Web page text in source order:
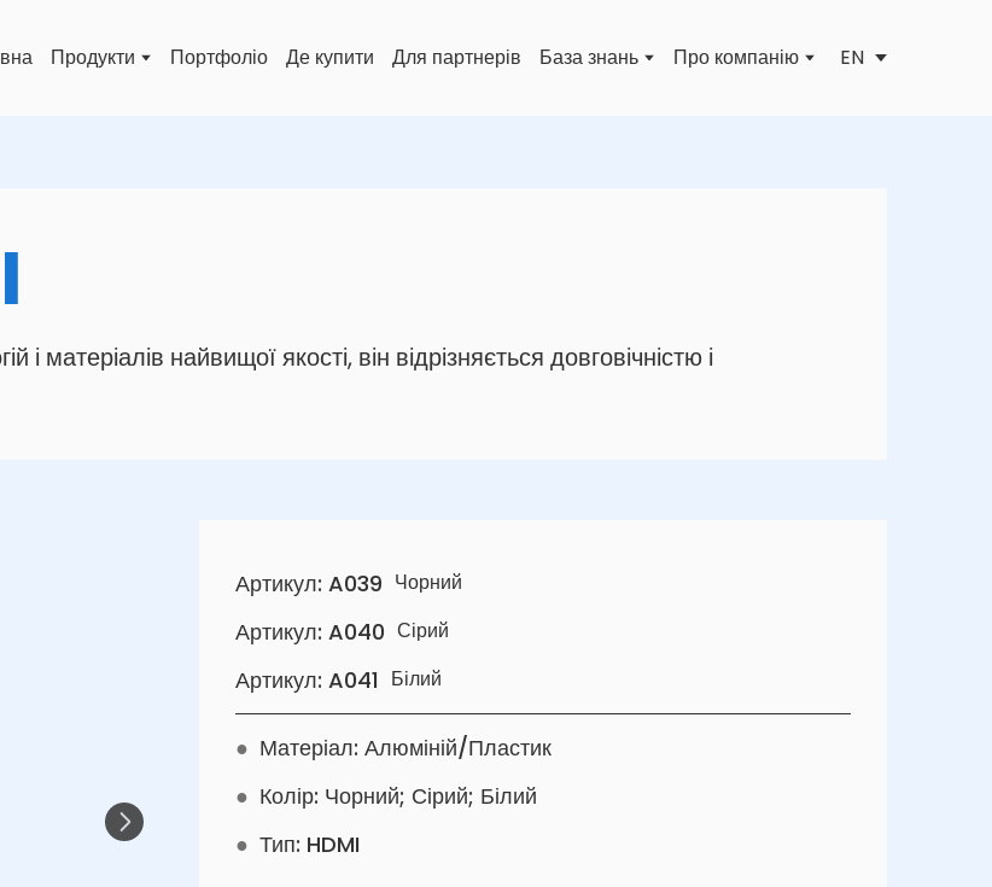
Продукти Портфоліо Де купити Для партнерів База знань Про компанію EN
матеріалів найвищої якості, він відрізняється довговічністю і
Артикул: A039 Чорний
Артикул: A040 Сірий
Артикул: A041 Білий
● Матеріал: Алюміній/Пластик
● Колір: Чорний; Сірий; Білий
● Тип: HDMI